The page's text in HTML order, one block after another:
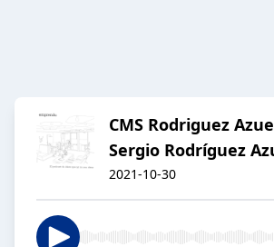
CMS Rodriguez
Sergio Rodríguez
2021-10-30